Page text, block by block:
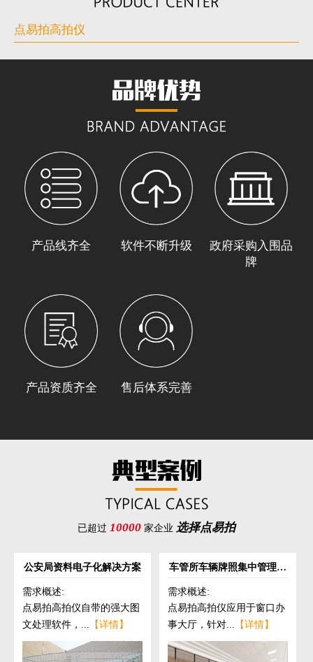
点易拍高拍仪
产品线齐全 软件不断升级
政府采购入围品
牌
产品资质齐全 售后体系完善
已超过 10000 家企业 选择点易拍
公安局资料电子化解决方案
需求概述:
点易拍高拍仪自带的强大图
文处理软件，... 【详情】
车管所车辆牌照集中管理解
需求概述:
点易拍高拍仪应用于窗口办
事大厅，针对... 【详情】